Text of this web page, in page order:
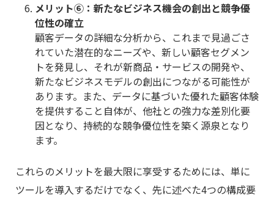
メリット⑥：新たなビジネス機会の創出と競争優
位性の確立
顧客データの詳細な分析から、これまで見過ごさ
れていた潜在的なニーズや、新しい顧客セグメン
トを発見し、それが新商品・サービスの開発や、
新たなビジネスモデルの創出につながる可能性が
あります。また、データに基づいた優れた顧客体験
を提供すること自体が、他社との強力な差別化要
因となり、持続的な競争優位性を築く源泉となり
ます。
これらのメリットを最大限に享受するためには、単に
ツールを導入するだけでなく、先に述べた4つの構成要